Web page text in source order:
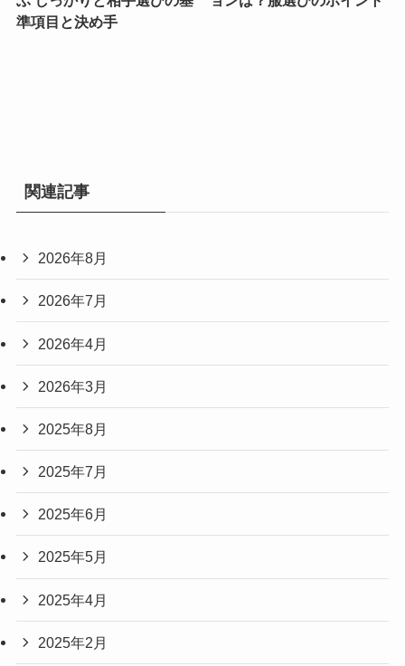
準項目と決め手
関連記事
2026年8月
2026年7月
2026年4月
2026年3月
2025年8月
2025年7月
2025年6月
2025年5月
2025年4月
2025年2月